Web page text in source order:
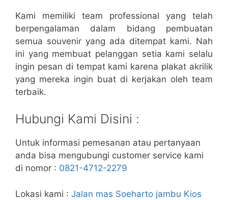
Kami memiliki team professional yang telah
berpengalaman dalam bidang pembuatan
semua souvenir yang ada ditempat kami. Nah
ini yang membuat pelanggan setia kami selalu
ingin pesan di tempat kami karena plakat akrilik
yang mereka ingin buat di kerjakan oleh team
terbaik.
Hubungi Kami Disini :
Untuk informasi pemesanan atau pertanyaan
anda bisa mengubungi customer service kami
di nomor : 0821-4712-2279
Lokasi kami : Jalan mas Soeharto jambu Kios